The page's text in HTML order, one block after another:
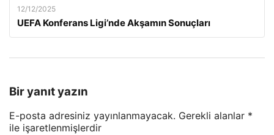
12/12/2025
UEFA Konferans Ligi’nde Akşamın Sonuçları
Bir yanıt yazın
E-posta adresiniz yayınlanmayacak. Gerekli alanlar *
ile işaretlenmişlerdir